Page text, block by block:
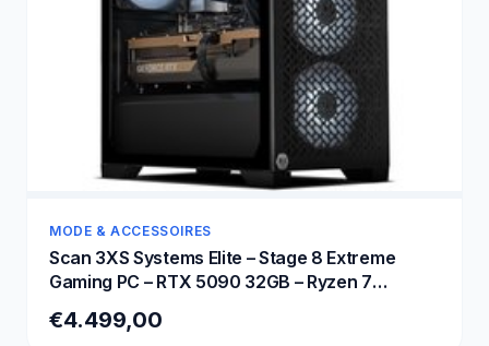
MODE & ACCESSOIRES
Scan 3XS Systems Elite – Stage 8 Extreme
Gaming PC – RTX 5090 32GB – Ryzen 7
– 1000W PSU – 4K Ultra – Max Settings Gaming
€4.499,00